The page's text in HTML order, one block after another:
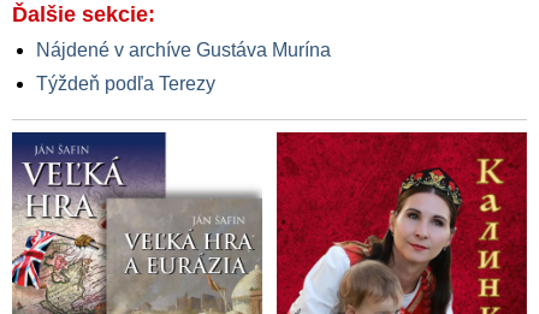
Ďalšie sekcie:
Nájdené v archíve Gustáva Murína
Týždeň podľa Terezy